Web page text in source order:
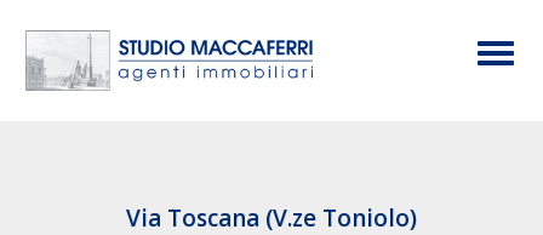
Via Toscana (V.ze Toniolo)